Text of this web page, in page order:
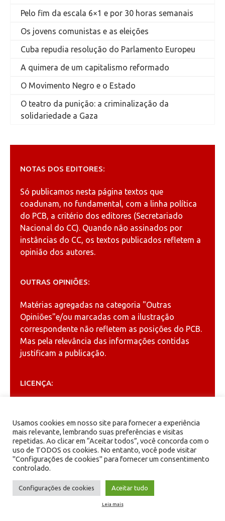
Pelo fim da escala 6×1 e por 30 horas semanais
Os jovens comunistas e as eleições
Cuba repudia resolução do Parlamento Europeu
A quimera de um capitalismo reformado
O Movimento Negro e o Estado
O teatro da punição: a criminalização da
solidariedade a Gaza
NOTAS DOS EDITORES:
Só publicamos nesta página textos que
coadunam, no fundamental, com a linha política
do PCB, a critério dos editores (Secretariado
Nacional do CC). Quando não assinados por
instâncias do CC, os textos publicados refletem a
opinião dos autores.
OUTRAS OPINIÕES:
Matérias agregadas na categoria "Outras
Opiniões"e/ou marcadas com a ilustração
correspondente não refletem as posições do PCB.
Mas pela relevância das informações contidas
justificam a publicação.
LICENÇA:
Creative Commons
ARQUIVOS
Arquivos
PCB - Partido Comunista Brasileiro.
Usamos cookies em nosso site para fornecer a experiência
mais relevante, lembrando suas preferências e visitas
repetidas. Ao clicar em “Aceitar todos”, você concorda com o
uso de TODOS os cookies. No entanto, você pode visitar
"Configurações de cookies" para fornecer um consentimento
controlado.
Configurações de cookies Aceitar tudo
Leia mais